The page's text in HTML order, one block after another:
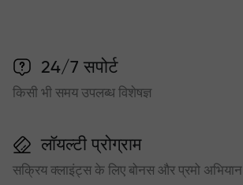
24/7 सपोर्ट
किसी भी समय उपलब्ध विशेषज्ञ
लॉयल्टी प्रोग्राम
सक्रिय क्लाइंट्स के लिए बोनस और प्रमो अभियान